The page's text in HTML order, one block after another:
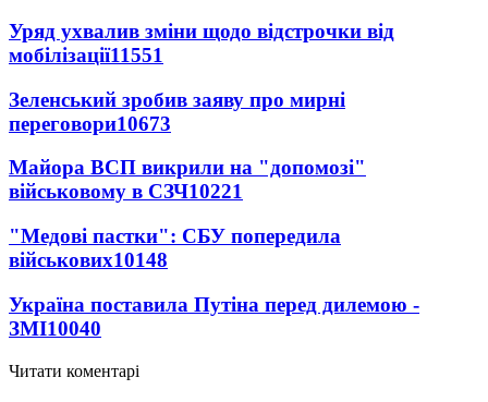
Уряд ухвалив зміни щодо відстрочки від
мобілізації11551
Зеленський зробив заяву про мирні
переговори10673
Майора ВСП викрили на "допомозі"
військовому в СЗЧ10221
"Медові пастки": СБУ попередила
військових10148
Україна поставила Путіна перед дилемою -
ЗМІ10040
Читати коментарі